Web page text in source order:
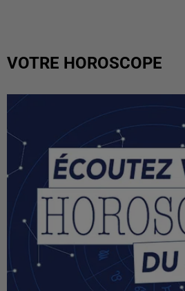
VOTRE HOROSCOPE